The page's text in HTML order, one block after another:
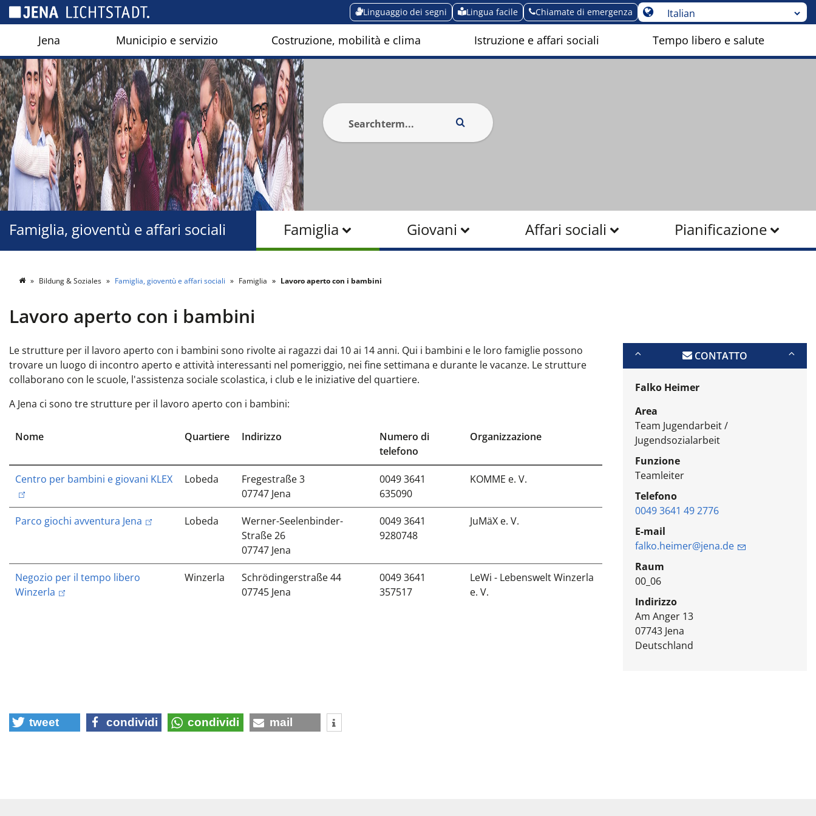
Linguaggio dei segni Lingua facile Chiamate di emergenza
Jena Municipio e servizio Costruzione, mobilità e clima Istruzione e affari sociali Tempo libero e salute
Famiglia Giovani Affari sociali Pianificazione
Famiglia, gioventù e affari sociali
Bildung & Soziales Famiglia, gioventù e affari sociali Famiglia Lavoro aperto con i bambini
Lavoro aperto con i bambini
Le strutture per il lavoro aperto con i bambini sono rivolte ai ragazzi dai 10 ai 14 anni. Qui i bambini e le loro famiglie possono
trovare un luogo di incontro aperto e attività interessanti nel pomeriggio, nei fine settimana e durante le vacanze. Le strutture
collaborano con le scuole, l'assistenza sociale scolastica, i club e le iniziative del quartiere.
A Jena ci sono tre strutture per il lavoro aperto con i bambini:
Nome Quartiere Indirizzo
Numero di
telefono
Organizzazione
Centro per bambini e giovani KLEX Lobeda
Fregestraße 3
07747 Jena
0049 3641
635090
KOMME e. V.
Parco giochi avventura Jena Lobeda
Werner-Seelenbinder-
Straße 26
07747 Jena
0049 3641
9280748
JuMäX e. V.
Negozio per il tempo libero
Winzerla
Winzerla
Schrödingerstraße 44
07745 Jena
0049 3641
357517
LeWi - Lebenswelt Winzerla
e. V.
CONTATTO
Falko Heimer
Area
Team Jugendarbeit /
Jugendsozialarbeit
Funzione
Teamleiter
Telefono
0049 3641 49 2776
E-mail
falko.heimer@jena.de
Raum
00_06
Indirizzo
Am Anger 13
07743 Jena
Deutschland
tweet condividi condividi mail
Pannello di gestione dei cookies